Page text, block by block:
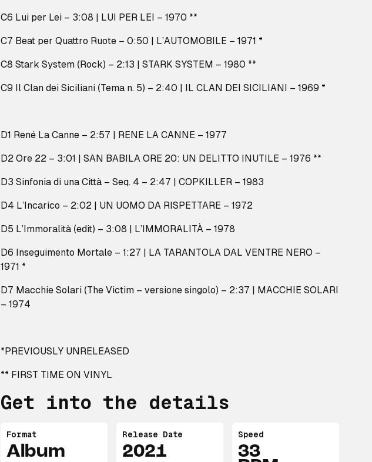
C6 Lui per Lei – 3:08 | LUI PER LEI – 1970 **
C7 Beat per Quattro Ruote – 0:50 | L’AUTOMOBILE – 1971 *
C8 Stark System (Rock) – 2:13 | STARK SYSTEM – 1980 **
C9 Il Clan dei Siciliani (Tema n. 5) – 2:40 | IL CLAN DEI SICILIANI – 1969 *
D1 René La Canne – 2:57 | RENE LA CANNE – 1977
D2 Ore 22 – 3:01 | SAN BABILA ORE 20: UN DELITTO INUTILE – 1976 **
D3 Sinfonia di una Città – Seq. 4 – 2:47 | COPKILLER – 1983
D4 L’Incarico – 2:02 | UN UOMO DA RISPETTARE – 1972
D5 L’Immoralità (edit) – 3:08 | L’IMMORALITÀ – 1978
D6 Inseguimento Mortale – 1:27 | LA TARANTOLA DAL VENTRE NERO –
1971 *
D7 Macchie Solari (The Victim – versione singolo) – 2:37 | MACCHIE SOLARI
– 1974
*PREVIOUSLY UNRELEASED
** FIRST TIME ON VINYL
Get into the details
Format
Album
Release Date
2021
Speed
33